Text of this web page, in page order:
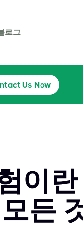
로그
Us Now
이
든